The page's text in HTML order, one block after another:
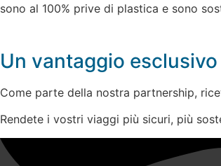
sono al 100% prive di plastica e sono
Un vantaggio
Come parte della nostra partnership,
Rendete i vostri viaggi più sicuri, più